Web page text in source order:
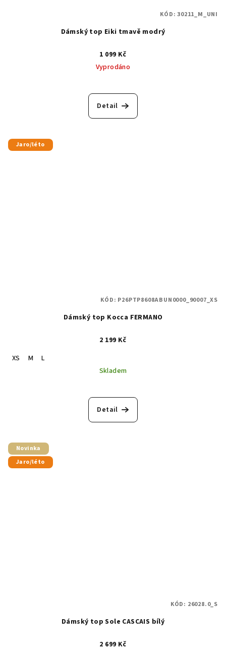
Dámský top Eiki tmavě modrý
1 099 Kč
Vyprodáno
Detail
KÓD:30211_M_UNI
Jaro/léto
Dámský top Kocca FERMANO
2 199 Kč
XS
M
L
Skladem
Detail
KÓD: P26PTP8608ABUN0000_90007_XS
Novinka
Jaro/léto
Dámský top Sole CASCAIS bílý
2 699 Kč
KÓD: 26028.0_S